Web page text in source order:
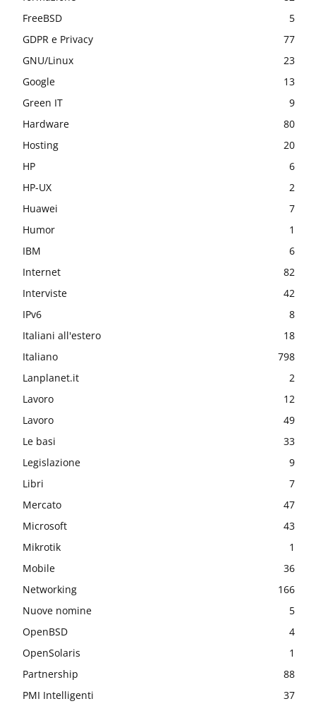
FreeBSD
5
GDPR e Privacy
77
GNU/Linux
23
Google
13
Green IT
9
Hardware
80
Hosting
20
HP
6
HP-UX
2
Huawei
7
Humor
1
IBM
6
Internet
82
Interviste
42
IPv6
8
Italiani all'estero
18
Italiano
798
Lanplanet.it
2
Lavoro
12
Lavoro
49
Le basi
33
Legislazione
9
Libri
7
Mercato
47
Microsoft
43
Mikrotik
1
Mobile
36
Networking
166
Nuove nomine
5
OpenBSD
4
OpenSolaris
1
Partnership
88
PMI Intelligenti
37